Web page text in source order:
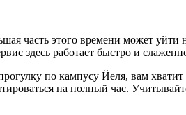
часть этого времени может
здесь работает быстро и
по кампусу Йеля, вам
на полный час.